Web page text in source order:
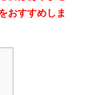
おすすめしま